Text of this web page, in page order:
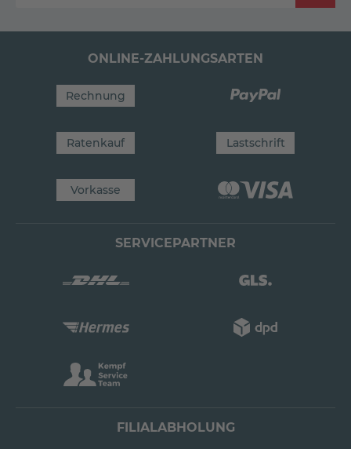
ONLINE-ZAHLUNGSARTEN
Rechnung
Ratenkauf Lastschrift
Vorkasse
SERVICEPARTNER
FILIALABHOLUNG